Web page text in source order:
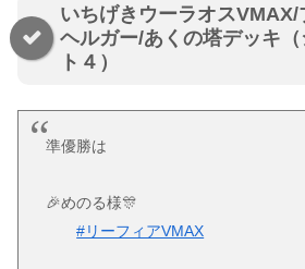
いちげきウーラオス
ヘルガー/あくの塔デッキ
ト４）
準優勝は
🎉めのる様🎊
#リーフィアVMAX